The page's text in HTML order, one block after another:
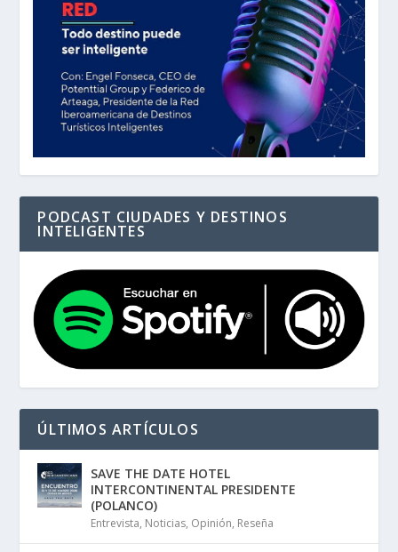
PODCAST CIUDADES Y DESTINOS
INTELIGENTES
ÚLTIMOS ARTÍCULOS
SAVE THE DATE HOTEL
INTERCONTINENTAL PRESIDENTE
(POLANCO)
Entrevista, Noticias, Opinión, Reseña